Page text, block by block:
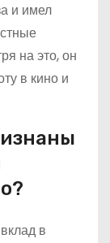
и имел
на это, он
в кино и
в